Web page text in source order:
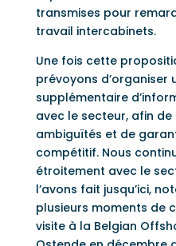
transmises pour
travail intercabinets.
Une fois cette
prévoyons d’organiser
supplémentaire
avec le secteur, afin de
ambiguïtés et de
compétitif. Nous
étroitement avec le
l’avons fait jusqu’ici,
plusieurs moments de
visite à la Belgian